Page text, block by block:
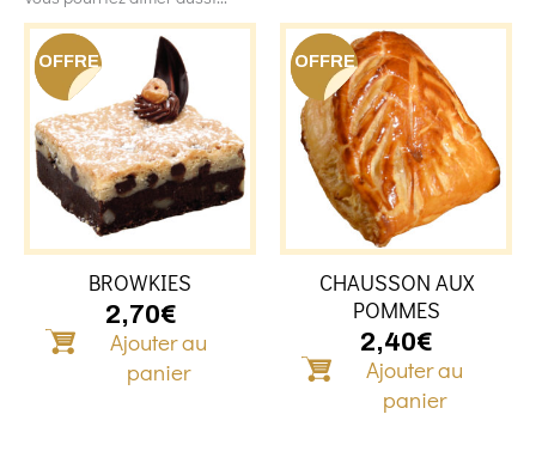
OFFRE
BROWKIES
2,70€
Ajouter au
panier
OFFRE
CHAUSSON AUX
POMMES
2,40€
Ajouter au
panier